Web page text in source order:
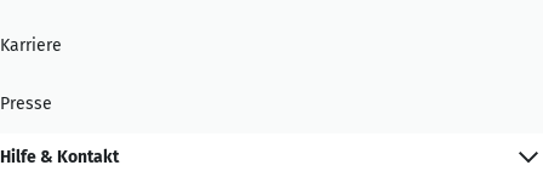
Karriere
Presse
Hilfe & Kontakt